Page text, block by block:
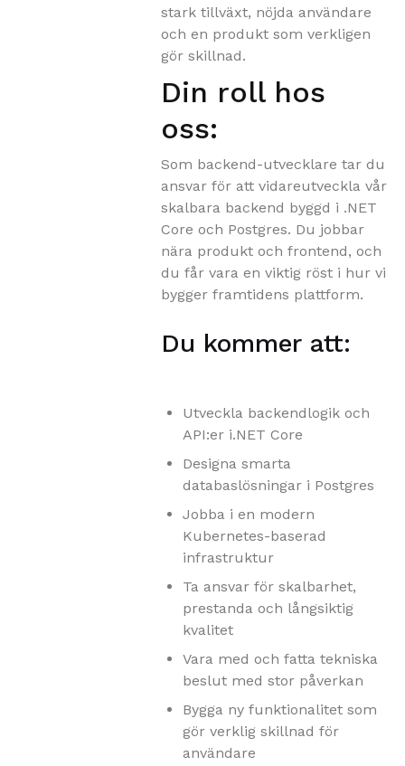
stark tillväxt, nöjda användare
och en produkt som verkligen
gör skillnad.
Din roll hos
oss:
Som backend-utvecklare tar du
ansvar för att vidareutveckla vår
skalbara backend byggd i .NET
Core och Postgres. Du jobbar
nära produkt och frontend, och
du får vara en viktig röst i hur vi
bygger framtidens plattform.
Du kommer att:
Utveckla backendlogik och
API:er i.NET Core
Designa smarta
databaslösningar i Postgres
Jobba i en modern
Kubernetes-baserad
infrastruktur
Ta ansvar för skalbarhet,
prestanda och långsiktig
kvalitet
Vara med och fatta tekniska
beslut med stor påverkan
Bygga ny funktionalitet som
gör verklig skillnad för
användare